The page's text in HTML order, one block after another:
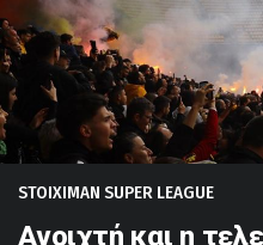
STOIXIMAN SUPER LEAGUE
Ανοιχτή και η